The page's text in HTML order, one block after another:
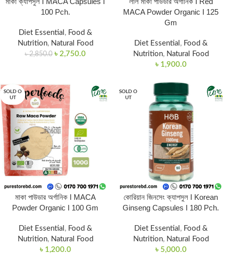
100 Pch.
Diet Essential , Food &
Nutrition, Natural Food
৳2,850.0 ৳ 2,750.0
MACA Powder Organic I 125
Gm
Diet Essential , Food &
Nutrition, Natural Food
৳ 1,900.0
SOLD O
UT
মাকা পাউডার অর্গানিক I MACA
Powder Organic I 100 Gm
Diet Essential , Food &
Nutrition, Natural Food
৳ 1,200.0
SOLD O
UT
কোরিয়ান জিনসেং ক্যাপসুল I Korean
Ginseng Capsules I 180 Pch.
Diet Essential , Food &
Nutrition, Natural Food
৳ 5,000.0